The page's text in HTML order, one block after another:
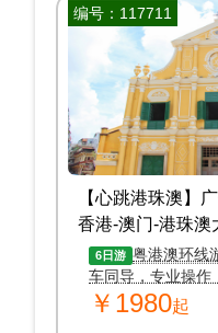
编号：117711
【心跳港珠澳】
香港-澳门-港珠澳
6日游 粤港澳环线
车同导，专业操作
轻松完美游
￥1980起